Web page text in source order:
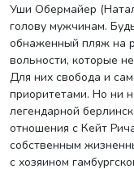
Уши Обермайер (Натали Авелон) молода, красива и вскружит
голову мужчинам.
обнаженный пляж на
вольности, которые
Для них свобода и
приоритетами. Но ни
легендарной
отношения с Кейт
собственным
с хозяином